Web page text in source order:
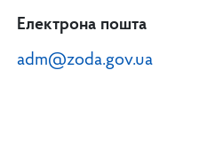
Електрона пошта
adm@zoda.gov.ua